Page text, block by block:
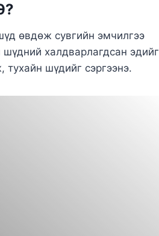
өвдөж сувгийн эмчилгээ
халдварлагдсан эдийг
шүдийг сэргээнэ.